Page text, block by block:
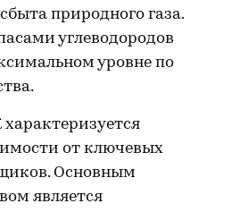
природного газа.
углеводородов
уровне по
от ключевых
Основным
является